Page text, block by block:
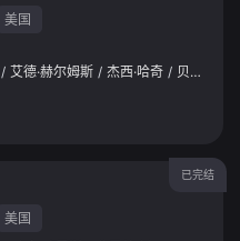
美国
/ 艾德·赫尔姆斯 / 杰西·哈奇 / 贝蒂·吉尔平
已完结
美国